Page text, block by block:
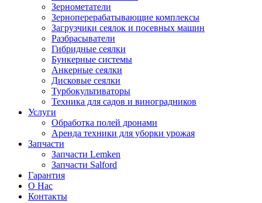
Зернометатели
Зерноперерабатывающие комплексы
Загрузчики сеялок и посевных машин
Разбрасыватели
Гибридные сеялки
Бункерные системы
Анкерные сеялки
Дисковые сеялки
Турбокультиваторы
Техника для садов и виноградников
Услуги
Обработка полей дронами
Аренда техники для уборки урожая
Запчасти
Запчасти Lemken
Запчасти Salford
Гарантия
О Нас
Контакты